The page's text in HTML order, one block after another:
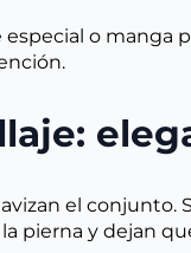
o manga
el
pierna y dejan